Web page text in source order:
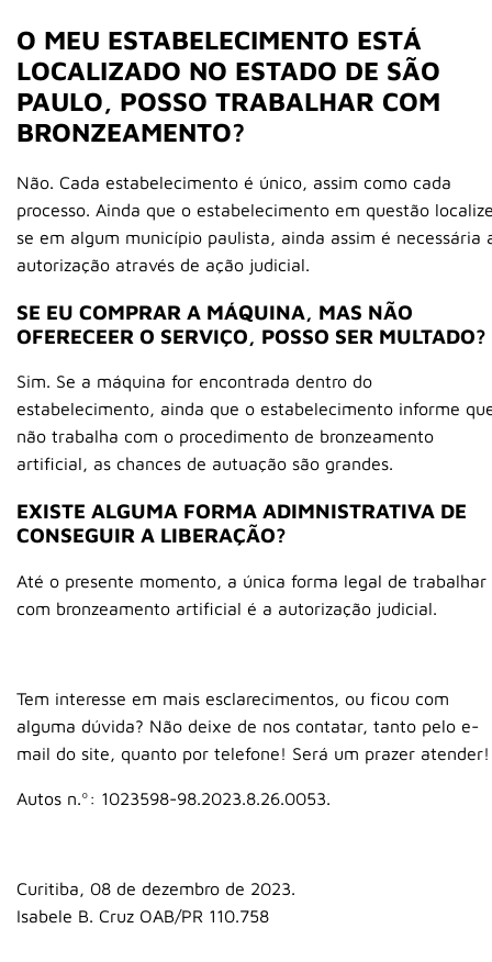
O MEU ESTABELECIMENTO ESTÁ
LOCALIZADO NO ESTADO DE SÃO
PAULO, POSSO TRABALHAR COM
BRONZEAMENTO?
Não. Cada estabelecimento é único, assim como cada
processo. Ainda que o estabelecimento em questão
se em algum município paulista, ainda assim é necessária
autorização através de ação judicial.
SE EU COMPRAR A MÁQUINA, MAS NÃO
OFERECEER O SERVIÇO, POSSO SER MULTADO?
Sim. Se a máquina for encontrada dentro do
estabelecimento, ainda que o estabelecimento informe
não trabalha com o procedimento de bronzeamento
artificial, as chances de autuação são grandes.
EXISTE ALGUMA FORMA ADIMNISTRATIVA DE
CONSEGUIR A LIBERAÇÃO?
Até o presente momento, a única forma legal de trabalhar
com bronzeamento artificial é a autorização judicial.
Tem interesse em mais esclarecimentos, ou ficou com
alguma dúvida? Não deixe de nos contatar, tanto pelo e-
mail do site, quanto por telefone! Será um prazer atender!
Autos n.º: 1023598-98.2023.8.26.0053.
Curitiba, 08 de dezembro de 2023.
Isabele B. Cruz OAB/PR 110.758